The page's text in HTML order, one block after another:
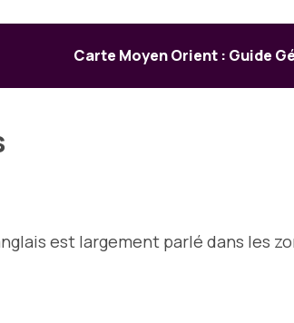
Carte Moyen Orient : Guide
est largement parlé dans les